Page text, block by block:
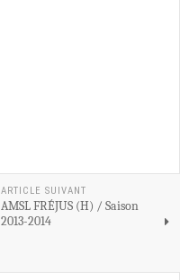
ARTICLE SUIVANT
AMSL FRÉJUS (H) / Saison
2013-2014